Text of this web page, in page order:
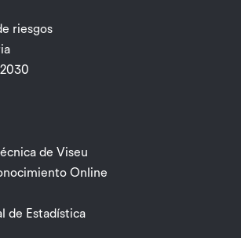
riesgos
de Viseu
Online
de Estadística